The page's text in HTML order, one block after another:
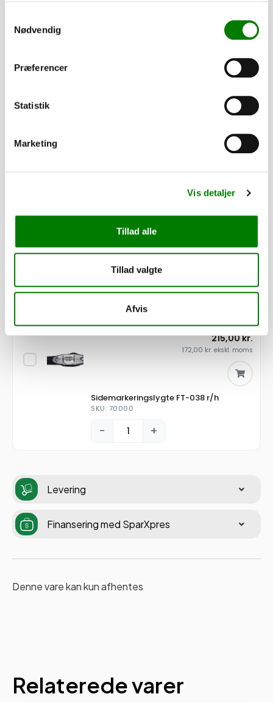
Nødvendig
Præferencer
Statistik
Marketing
Vis detaljer
Tillad alle
Tillad valgte
Afvis
at kontakte os.
Tilføj til kurv
Tilvalg
Påløbsbremse KF27/A GF
Sidemarkeringslygte FT-038 r/h
SKU: 70000
− +
215,00kr.
172,00 kr. ekskl. moms
Levering
Finansering med SparXpres
Denne vare kan kun afhentes
Relaterede varer